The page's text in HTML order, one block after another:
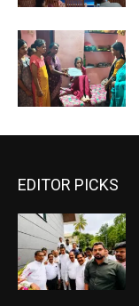
EDITOR PICKS